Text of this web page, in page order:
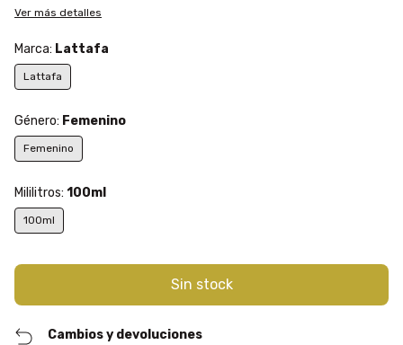
Ver más detalles
Marca: Lattafa
Lattafa
Género: Femenino
Femenino
Mililitros: 100ml
100ml
Cambios y devoluciones